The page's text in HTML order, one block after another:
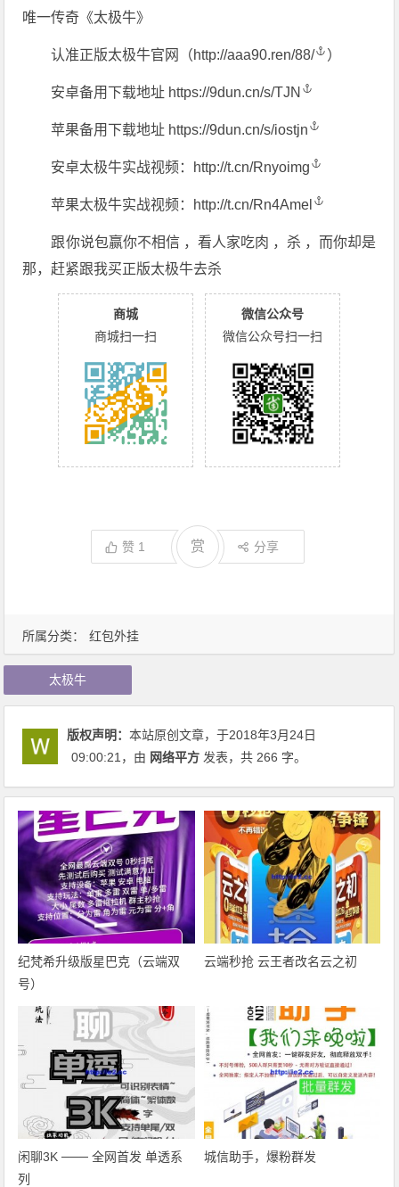
所属分类： 红包外挂
唯一传奇《太极牛》
认准正版太极牛官网（http://aaa90.ren/88/ ）
安卓备用下载地址 https://9dun.cn/s/TJN
苹果备用下载地址 https://9dun.cn/s/iostjn
安卓太极牛实战视频： http://t.cn/Rnyoimg
苹果太极牛实战视频： http://t.cn/Rn4Amel
跟你说包赢你不相信 ，看人家吃肉 ，杀 ，而你却是
那，赶紧跟我买正版太极牛去杀
商城
商城扫一扫
微信公众号
微信公众号扫一扫
赞 1 赏 分享
太极牛
版权声明：本站原创文章，于2018年3月24日
09:00:21 ，由 网络平方 发表，共 266 字。
纪梵希升级版星巴克（云端双
号）
云端秒抢 云王者改名云之初
闲聊3K ─── 全网首发 单透系
列
城信助手，爆粉群发